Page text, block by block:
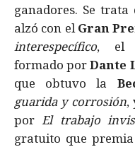
ganadores. Se trata
alzó con elGran
interespecífico, el
formado porDante
que obtuvo la
guarida y corrosión,
porEl trabajo
gratuito que